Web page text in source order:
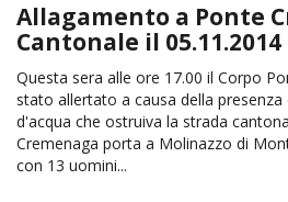
Allagamento a Ponte
Cantonale il 05.11.2014
Questa sera alle ore 17.00 il Corpo
stato allertato a causa della
d'acqua che ostruiva la strada
Cremenaga porta a Molinazzo di
con 13 uomini...